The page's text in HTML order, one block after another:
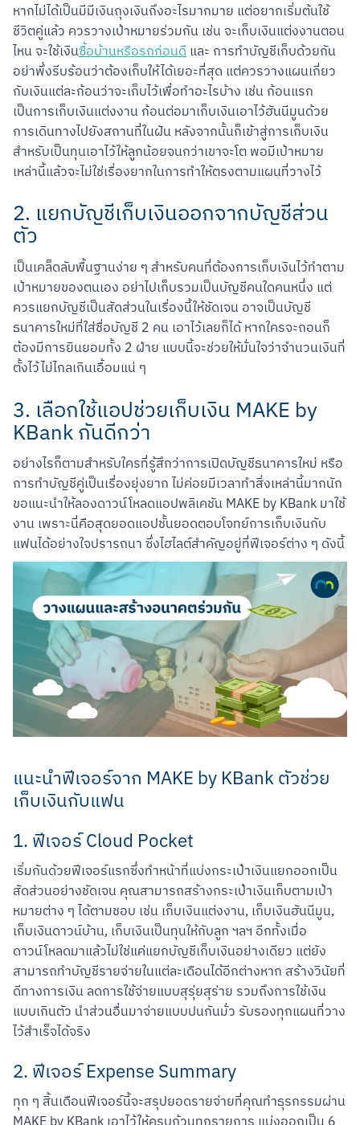
สแกนเพื่อดาวน์โหลด
หากไม่ได้เป็นมีมีเงินถุงเงินถึงอะไรมากมาย แต่อยากเริ่มต้นใช้
ชีวิตคู่แล้ว ควรวางเป้าหมายร่วมกัน เช่น จะเก็บเงินแต่งงานตอน
ไหน จะใช้เงินซื้อบ้านหรือรถก่อนดี และ การทำบัญชีเก็บด้วยกัน
อย่าพึ่งรีบร้อนว่าต้องเก็บให้ได้เยอะที่สุด แต่ควรวางแผนเกี่ยว
กับเงินแต่ละก้อนว่าจะเก็บไว้เพื่อทำอะไรบ้าง เช่น ก้อนแรก
เป็นการเก็บเงินแต่งงาน ก้อนต่อมาเก็บเงินเอาไว้ฮันนีมูนด้วย
การเดินทางไปยังสถานที่ในฝัน หลังจากนั้นก็เข้าสู่การเก็บเงิน
สำหรับเป็นทุนเอาไว้ให้ลูกน้อยจนกว่าเขาจะโต พอมีเป้าหมาย
เหล่านี้แล้วจะไม่ใช่เรื่องยากในการทำให้ตรงตามแผนที่วางไว้
2. แยกบัญชีเก็บเงินออกจากบัญชีส่วน
ตัว
เป็นเคล็ดลับพื้นฐานง่าย ๆ สำหรับคนที่ต้องการเก็บเงินไว้ทำตาม
เป้าหมายของตนเอง อย่าไปเก็บรวมเป็นบัญชีคนใดคนหนึ่ง แต่
ควรแยกบัญชีเป็นสัดส่วนในเรื่องนี้ให้ชัดเจน อาจเป็นบัญชี
ธนาคารใหม่ที่ใส่ชื่อบัญชี 2 คน เอาไว้เลยก็ได้ หากใครจะถอนก็
ต้องมีการยินยอมทั้ง 2 ฝ่าย แบบนี้จะช่วยให้มั่นใจว่าจำนวนเงินที่
ตั้งไว้ไม่ไกลเกินเอื้อมแน่ ๆ
3. เลือกใช้แอปช่วยเก็บเงิน MAKE by
KBank กันดีกว่า
อย่างไรก็ตามสำหรับใครที่รู้สึกว่าการเปิดบัญชีธนาคารใหม่ หรือ
การทำบัญชีคู่เป็นเรื่องยุ่งยาก ไม่ค่อยมีเวลาทำสิ่งเหล่านี้มากนัก
ขอแนะนำให้ลองดาวน์โหลดแอปพลิเคชัน MAKE by KBank มาใช้
งาน เพราะนี่คือสุดยอดแอปชั้นยอดตอบโจทย์การเก็บเงินกับ
แฟนได้อย่างใจปรารถนา ซึ่งไฮไลต์สำคัญอยู่ที่ฟีเจอร์ต่าง ๆ ดังนี้
แนะนำฟีเจอร์จาก MAKE by KBank ตัวช่วย
เก็บเงินกับแฟน
1. ฟีเจอร์ Cloud Pocket
เริ่มกันด้วยฟีเจอร์แรกซึ่งทำหน้าที่แบ่งกระเป๋าเงินแยกออกเป็น
สัดส่วนอย่างชัดเจน คุณสามารถสร้างกระเป๋าเงินเก็บตามเป้า
หมายต่าง ๆ ได้ตามชอบ เช่น เก็บเงินแต่งงาน, เก็บเงินฮันนีมูน,
เก็บเงินดาวน์บ้าน, เก็บเงินเป็นทุนให้กับลูก ฯลฯ อีกทั้งเมื่อ
ดาวน์โหลดมาแล้วไม่ใช่แค่แยกบัญชีเก็บเงินอย่างเดียว แต่ยัง
สามารถทำบัญชีรายจ่ายในแต่ละเดือนได้อีกต่างหาก สร้างวินัยที่
ดีทางการเงิน ลดการใช้จ่ายแบบสุรุ่ยสุร่าย รวมถึงการใช้เงิน
แบบเกินตัว นำส่วนอื่นมาจ่ายแบบปนกันมั่ว รับรองทุกแผนที่วาง
ไว้สำเร็จได้จริง
2. ฟีเจอร์ Expense Summary
ทุก ๆ สิ้นเดือนฟีเจอร์นี้จะสรุปยอดรายจ่ายที่คุณทำธุรกรรมผ่าน